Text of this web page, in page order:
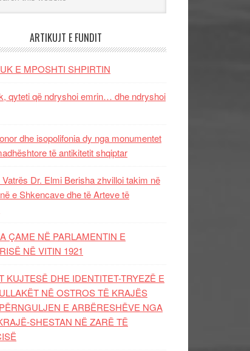
ARTIKUJT E FUNDIT
E MPOSHTI SHPIRTIN
qyteti që ndryshoi emrin… dhe ndryshoi
dhe isopolifonia dy nga monumentet
të antikitetit shqiptar
Vatrës Dr. Elmi Berisha zhvilloi takim në
e Shkencave dhe të Arteve të
ÇAME NË PARLAMENTIN E
NË VITIN 1921
KUJTESË DHE IDENTITET-TRYEZË E
NË OSTROS TË KRAJËS
E ARBËRESHËVE NGA
SHESTAN NË ZARË TË